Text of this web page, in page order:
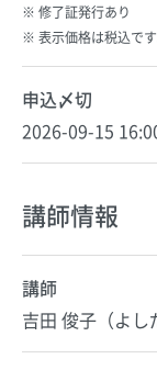
修了証発行あり
表示価格は税込です
申込〆切
2026-09-15
講師情報
講師
吉田 俊子（よし